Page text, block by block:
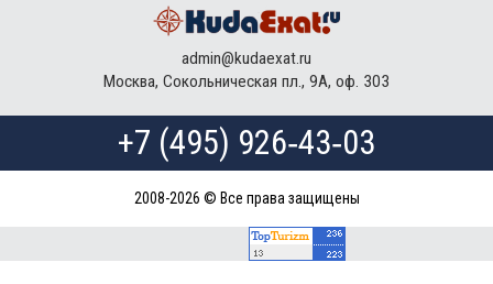
Туры в Маврикий в августе
admin@kudaexat.ru
Москва, Сокольническая пл., 9А, оф. 303
+7 (495) 926‑43‑03
2008-2026 © Все права защищены